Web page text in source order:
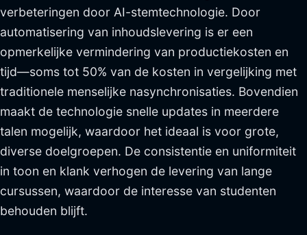
verbeteringen door AI-stemtechnologie. Door
automatisering van inhoudslevering is er een
opmerkelijke vermindering van productiekosten en
tijd—soms tot 50% van de kosten in vergelijking met
traditionele menselijke nasynchronisaties. Bovendien
maakt de technologie snelle updates in meerdere
talen mogelijk, waardoor het ideaal is voor grote,
diverse doelgroepen. De consistentie en uniformiteit
in toon en klank verhogen de levering van lange
cursussen, waardoor de interesse van studenten
behouden blijft.